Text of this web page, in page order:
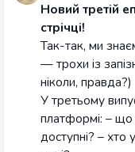
Новий третій
стрічці!
Так-так, ми
— трохи із
ніколи, правда?)
У третьому
платформі: – що
доступні? – хто